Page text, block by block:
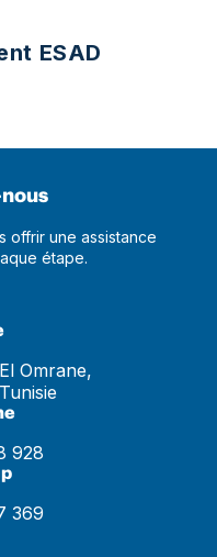
ESAD
offrir une assistance
étape.
Omrane,
928
369